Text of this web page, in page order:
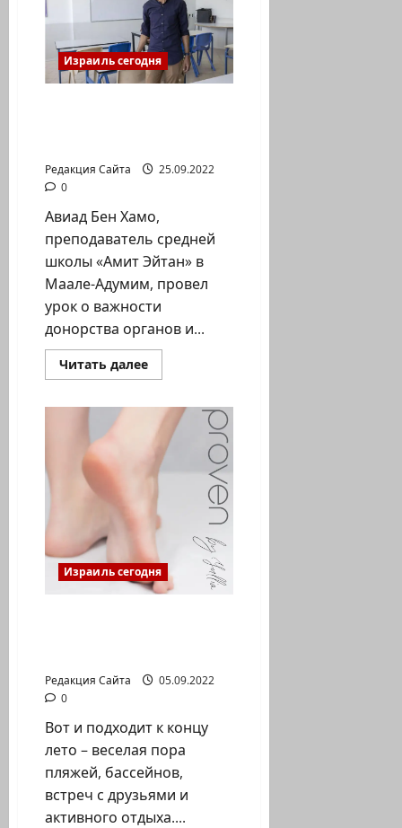
Израиль сегодня
Редакция Сайта
25.09.2022
0
Авиад Бен Хамо,
преподаватель средней
школы «Амит Эйтан» в
Маале-Адумим, провел
урок о важности
донорства органов и...
Читать далееПрочитать
больше
вернулся
без
части
тела,
но
с
цельным
сердцем
душой»
Израиль сегодня
Редакция Сайта
05.09.2022
0
Вот и подходит к концу
лето – веселая пора
пляжей, бассейнов,
встреч с друзьями и
активного отдыха....